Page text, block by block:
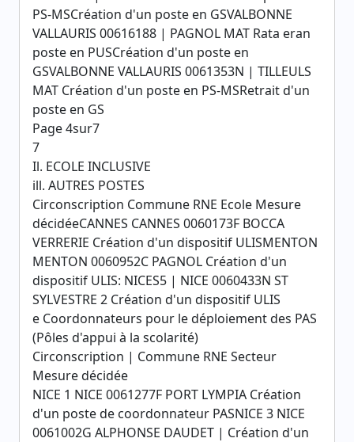
PS-MSCréation d'un poste en GSVALBONNE
VALLAURIS 00616188 | PAGNOL MAT Rata eran
poste en PUSCréation d'un poste en
GSVALBONNE VALLAURIS 0061353N | TILLEULS
MAT Création d'un poste en PS-MSRetrait d'un
poste en GS
Page 4sur7
7
Il. ECOLE INCLUSIVE
ill. AUTRES POSTES
Circonscription Commune RNE Ecole Mesure
décidéeCANNES CANNES 0060173F BOCCA
VERRERIE Création d'un dispositif ULISMENTON
MENTON 0060952C PAGNOL Création d'un
dispositif ULIS: NICES5 | NICE 0060433N ST
SYLVESTRE 2 Création d'un dispositif ULIS
e Coordonnateurs pour le déploiement des PAS
(Pôles d'appui à la scolarité)
Circonscription | Commune RNE Secteur
Mesure décidée
NICE 1 NICE 0061277F PORT LYMPIA Création
d'un poste de coordonnateur PASNICE 3 NICE
0061002G ALPHONSE DAUDET | Création d'un